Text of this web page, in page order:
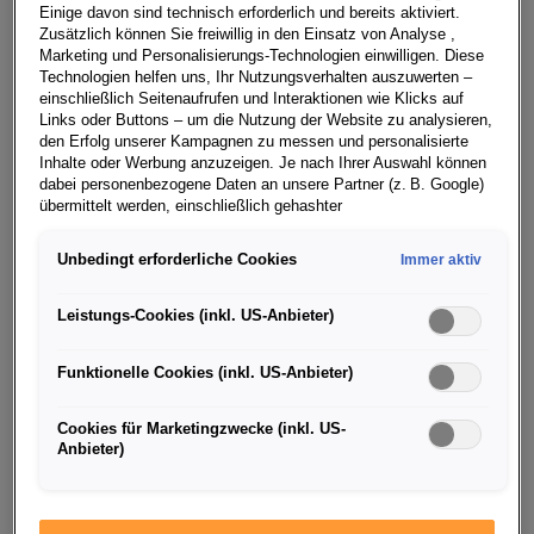
Components übernimmt diese Aufgabe – und fährt
vollkommen autonom zum E-Auto.
Gestartet via App oder Car-to-X-Kommunikation steuert
der Laderoboter eigenständig das zu ladende Fahrzeug
an und kommuniziert mit diesem. Vom Öffnen der
Ladeklappe, über das Anschließen des Steckers bis hin
zum Entkoppeln – der gesamte Ladevorgang verläuft
mobile Roboter bringt einen Anhänger als fahrbaren
lädt damit die Batterie des E-Fahrzeugs auf. Der
Ladevorgangs beim Auto. Der Roboter kümmert sich
Ladeservice beendet, holt er den mobilen
Energiespeicher eigenständig ab und bringt ihn zurück
Einige davon sind technisch erforderlich und bereits aktiviert.
Zusätzlich können Sie freiwillig in den Einsatz von Analyse ,
Marketing und Personalisierungs-Technologien einwilligen. Diese
Technologien helfen uns, Ihr Nutzungsverhalten auszuwerten –
einschließlich Seitenaufrufen und Interaktionen wie Klicks auf
Links oder Buttons – um die Nutzung der Website zu analysieren,
den Erfolg unserer Kampagnen zu messen und personalisierte
Inhalte oder Werbung anzuzeigen. Je nach Ihrer Auswahl können
dabei personenbezogene Daten an unsere Partner (z. B. Google)
übermittelt werden, einschließlich gehashter
(z. B. E Mail Adresse oder Telefonnummer).
Dienste der Google Ireland Ltd., die personenbezogene Daten an
die Google LLC in den USA weiterleiten kann. In den USA besteht
und eingeschränkte Rechtsschutzmöglichkeiten können nicht
von Standardvertragsklauseln der Europäischen Kommission.
Unbedingt erforderliche Cookies Immer aktiv
Leistungs-Cookies (inkl. US-Anbieter)
Funktionelle Cookies (inkl. US-Anbieter)
Cookies für Marketingzwecke (inkl. US-
Anbieter)